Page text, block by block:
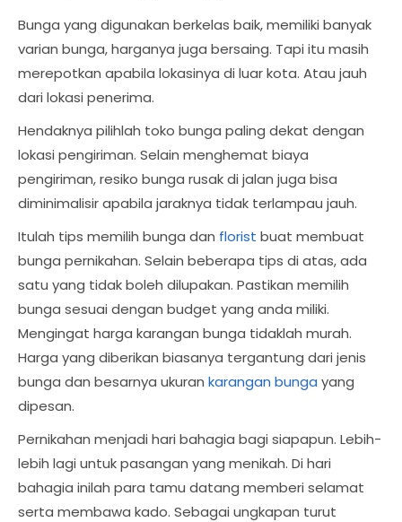
Bunga yang digunakan berkelas baik, memiliki banyak
varian bunga, harganya juga bersaing. Tapi itu masih
merepotkan apabila lokasinya di luar kota. Atau jauh
dari lokasi penerima.
Hendaknya pilihlah toko bunga paling dekat dengan
lokasi pengiriman. Selain menghemat biaya
pengiriman, resiko bunga rusak di jalan juga bisa
diminimalisir apabila jaraknya tidak terlampau jauh.
Itulah tips memilih bunga dan florist buat membuat
bunga pernikahan. Selain beberapa tips di atas, ada
satu yang tidak boleh dilupakan. Pastikan memilih
bunga sesuai dengan budget yang anda miliki.
Mengingat harga karangan bunga tidaklah murah.
Harga yang diberikan biasanya tergantung dari jenis
bunga dan besarnya ukuran karangan bunga yang
dipesan.
Pernikahan menjadi hari bahagia bagi siapapun. Lebih-
lebih lagi untuk pasangan yang menikah. Di hari
bahagia inilah para tamu datang memberi selamat
serta membawa kado. Sebagai ungkapan turut